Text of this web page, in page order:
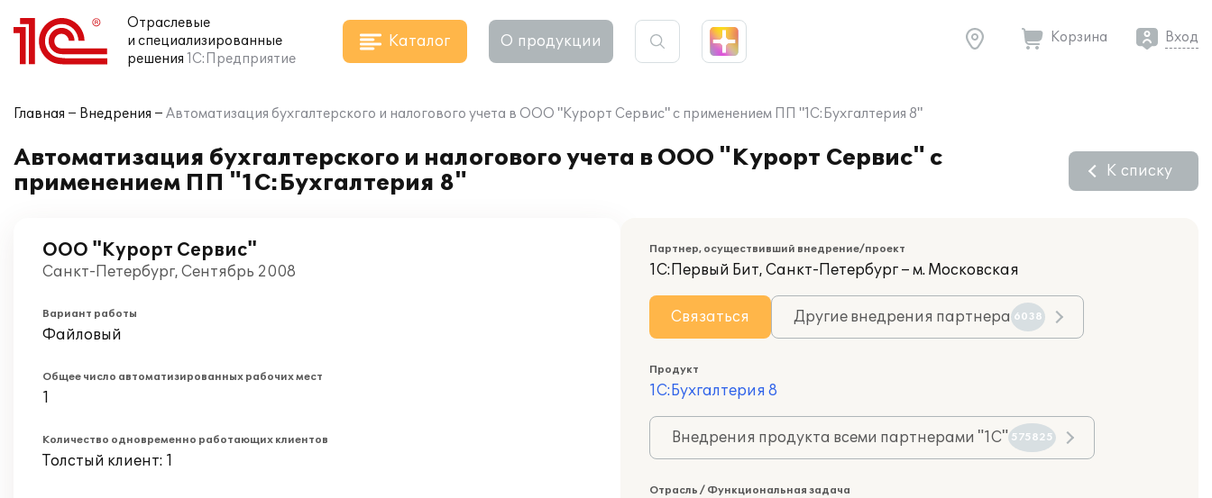
Отраслевые
и специализированные
решения 1С:Предприятие
Каталог О продукции Корзина Вход
Главная Внедрения Автоматизация бухгалтерского и налогового учета в ООО "Курорт Сервис" с применением ПП "1С:Бухгалтерия 8"
Автоматизация бухгалтерского и налогового учета в ООО "Курорт Сервис" с
применением ПП "1С:Бухгалтерия 8"
К списку
ООО "Курорт Сервис"
Санкт-Петербург, Сентябрь 2008
Вариант работы
Файловый
Общее число автоматизированных рабочих мест
1
Количество одновременно работающих клиентов
Толстый клиент: 1
Партнер, осуществивший внедрение/проект
1С:Первый Бит, Санкт-Петербург – м. Московская
Связаться Другие внедрения партнера 6038
Продукт
1С:Бухгалтерия 8
Внедрения продукта всеми партнерами "1С" 575825
Отрасль / Функциональная задача